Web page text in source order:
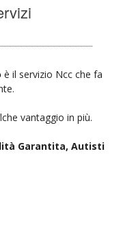
è il servizio Ncc che fa
vantaggio in più.
Garantita, Autisti